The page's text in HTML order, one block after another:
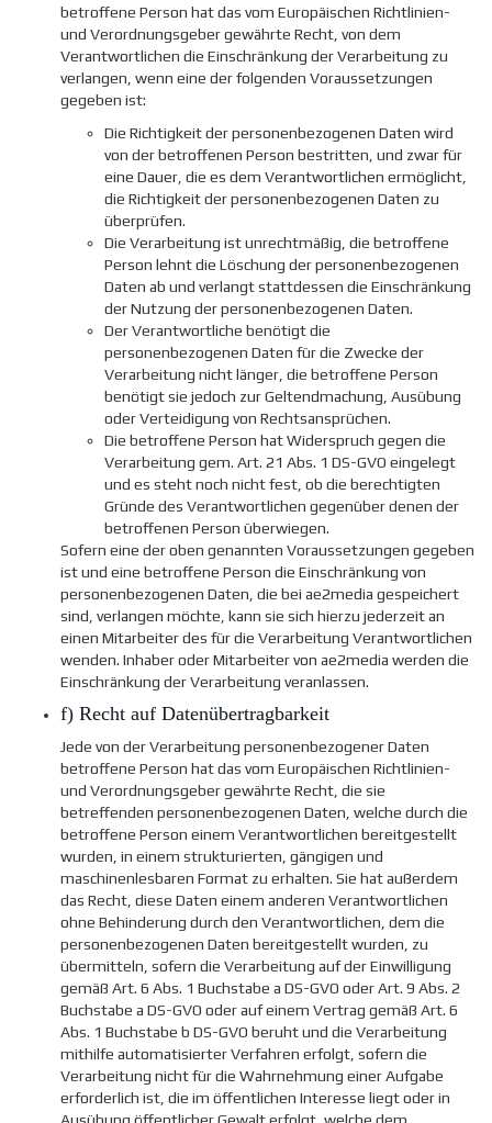
betroffene Person hat das vom Europäischen Richtlinien-
und Verordnungsgeber gewährte Recht, von dem
Verantwortlichen die Einschränkung der Verarbeitung zu
verlangen, wenn eine der folgenden Voraussetzungen
gegeben ist:
Die Richtigkeit der personenbezogenen Daten wird
von der betroffenen Person bestritten, und zwar für
eine Dauer, die es dem Verantwortlichen ermöglicht,
die Richtigkeit der personenbezogenen Daten zu
überprüfen.
Die Verarbeitung ist unrechtmäßig, die betroffene
Person lehnt die Löschung der personenbezogenen
Daten ab und verlangt stattdessen die Einschränkung
der Nutzung der personenbezogenen Daten.
Der Verantwortliche benötigt die
personenbezogenen Daten für die Zwecke der
Verarbeitung nicht länger, die betroffene Person
benötigt sie jedoch zur Geltendmachung, Ausübung
oder Verteidigung von Rechtsansprüchen.
Die betroffene Person hat Widerspruch gegen die
Verarbeitung gem. Art. 21 Abs. 1 DS-GVO eingelegt
und es steht noch nicht fest, ob die berechtigten
Gründe des Verantwortlichen gegenüber denen der
betroffenen Person überwiegen.
Sofern eine der oben genannten Voraussetzungen gegeben
ist und eine betroffene Person die Einschränkung von
personenbezogenen Daten, die bei ae2media gespeichert
sind, verlangen möchte, kann sie sich hierzu jederzeit an
einen Mitarbeiter des für die Verarbeitung Verantwortlichen
wenden. Inhaber oder Mitarbeiter von ae2media werden die
Einschränkung der Verarbeitung veranlassen.
f) Recht auf Datenübertragbarkeit
Jede von der Verarbeitung personenbezogener Daten
betroffene Person hat das vom Europäischen Richtlinien-
und Verordnungsgeber gewährte Recht, die sie
betreffenden personenbezogenen Daten, welche durch die
betroffene Person einem Verantwortlichen bereitgestellt
wurden, in einem strukturierten, gängigen und
maschinenlesbaren Format zu erhalten. Sie hat außerdem
das Recht, diese Daten einem anderen Verantwortlichen
ohne Behinderung durch den Verantwortlichen, dem die
personenbezogenen Daten bereitgestellt wurden, zu
übermitteln, sofern die Verarbeitung auf der Einwilligung
gemäß Art. 6 Abs. 1 Buchstabe a DS-GVO oder Art. 9 Abs. 2
Buchstabe a DS-GVO oder auf einem Vertrag gemäß Art. 6
Abs. 1 Buchstabe b DS-GVO beruht und die Verarbeitung
mithilfe automatisierter Verfahren erfolgt, sofern die
Verarbeitung nicht für die Wahrnehmung einer Aufgabe
erforderlich ist, die im öffentlichen Interesse liegt oder in